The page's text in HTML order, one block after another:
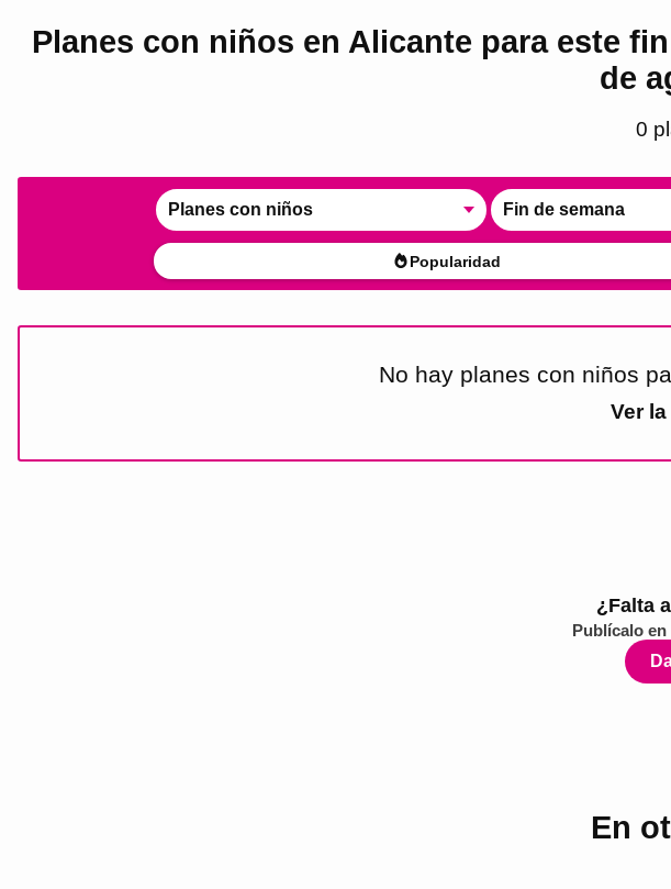
Planes con niños en Alicante para este
de
0
Planes con niños Fin de semana
Popularidad
No hay planes con niños
Ver
¿Falta
Publícalo en
En